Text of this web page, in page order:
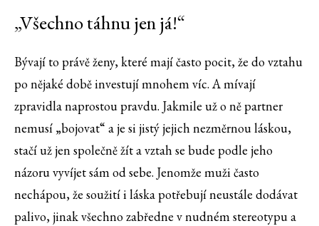
„Všechno táhnu jen já!“
Bývají to právě ženy, které mají často pocit, že do vztahu
po nějaké době investují mnohem víc. A mívají
zpravidla naprostou pravdu. Jakmile už o ně partner
nemusí „bojovat“ a je si jistý jejich nezměrnou láskou,
stačí už jen společně žít a vztah se bude podle jeho
názoru vyvíjet sám od sebe. Jenomže muži často
nechápou, že soužití i láska potřebují neustále dodávat
palivo, jinak všechno zabředne v nudném stereotypu a